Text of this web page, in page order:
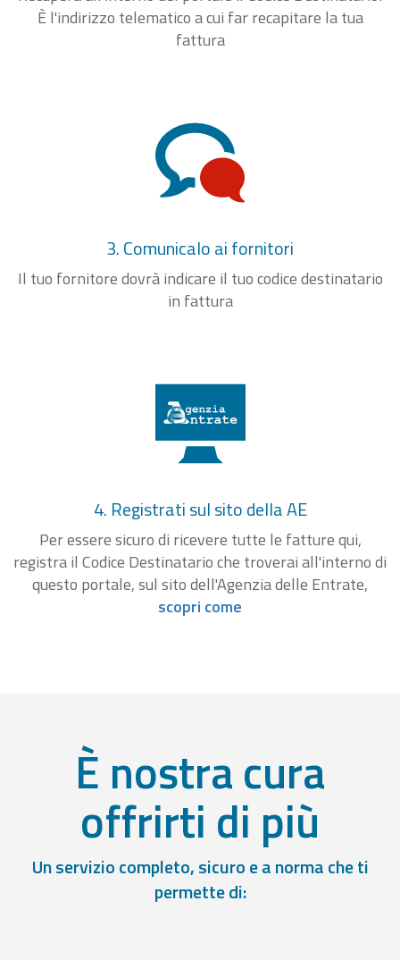
È l'indirizzo telematico a cui far recapitare la tua
fattura
3. Comunicalo ai fornitori
Il tuo fornitore dovrà indicare il tuo codice destinatario
in fattura
4. Registrati sul sito della AE
Per essere sicuro di ricevere tutte le fatture qui,
registra il Codice Destinatario che troverai all'interno di
questo portale, sul sito dell'Agenzia delle Entrate,
scopri come
È nostra cura
offrirti di più
Un servizio completo, sicuro e a norma che ti
permette di: